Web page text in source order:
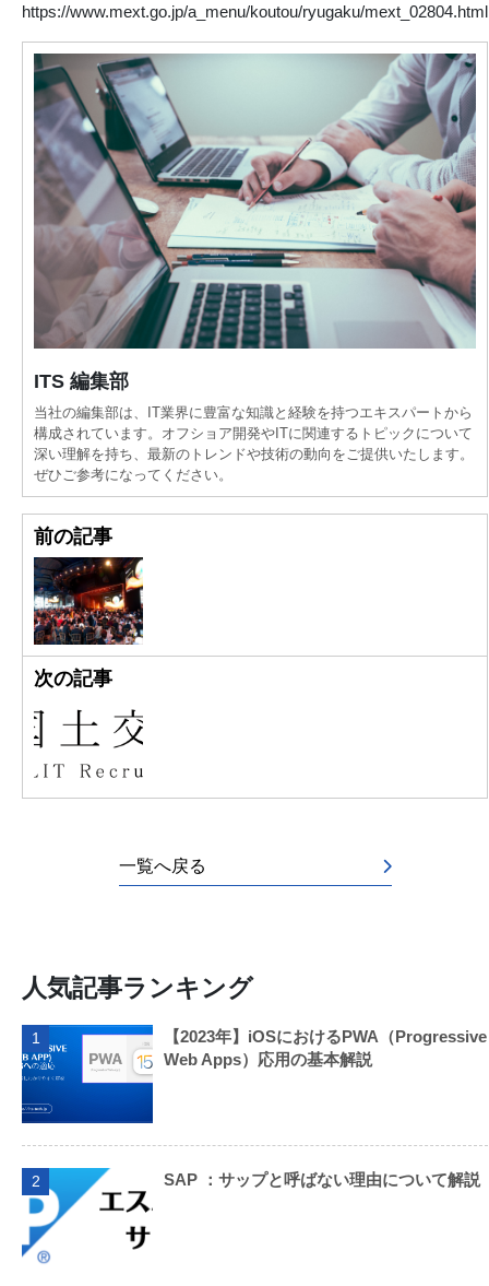
https://www.mext.go.jp/a_menu/koutou/ryugaku/mext_02804.html
ITS 編集部
当社の編集部は、IT業界に豊富な知識と経験を持つエキスパートから
構成されています。オフショア開発やITに関連するトピックについて
深い理解を持ち、最新のトレンドや技術の動向をご提供いたします。
ぜひご参考になってください。
前の記事
次の記事
一覧へ戻る
人気記事ランキング
1
【2023年】iOSにおけるPWA（Progressive
Web Apps）応用の基本解説
2 SAP ：サップと呼ばない理由について解説